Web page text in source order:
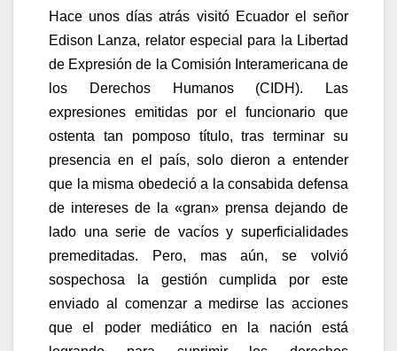
Hace unos días atrás visitó Ecuador el señor
Edison Lanza, relator especial para la Libertad
de Expresión de la Comisión Interamericana de
los Derechos Humanos (CIDH). Las
expresiones emitidas por el funcionario que
ostenta tan pomposo título, tras terminar su
presencia en el país, solo dieron a entender
que la misma obedeció a la consabida defensa
de intereses de la «gran» prensa dejando de
lado una serie de vacíos y superficialidades
premeditadas. Pero, mas aún, se volvió
sospechosa la gestión cumplida por este
enviado al comenzar a medirse las acciones
que el poder mediático en la nación está